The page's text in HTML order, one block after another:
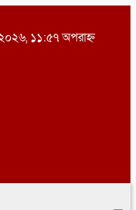
১১:৫৭ অপরাহ্ন